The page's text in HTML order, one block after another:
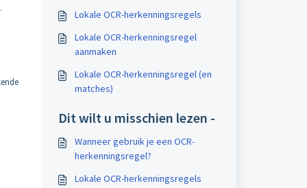
Lokale OCR-herkenningsregels
Lokale OCR-herkenningsregel
aanmaken
Lokale OCR-herkenningsregel (en
matches)
Dit wilt u misschien lezen -
Wanneer gebruik je een OCR-
herkenningsregel?
Lokale OCR-herkenningsregels